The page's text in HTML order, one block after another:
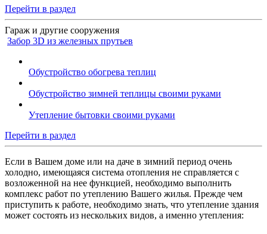
Перейти в раздел
Гараж и другие сооружения
Забор 3D из железных прутьев
Обустройство обогрева теплиц
Обустройство зимней теплицы своими руками
Утепление бытовки своими руками
Перейти в раздел
Если в Вашем доме или на даче в зимний период очень
холодно, имеющаяся система отопления не справляется с
возложенной на нее функцией, необходимо выполнить
комплекс работ по утеплению Вашего жилья. Прежде чем
приступить к работе, необходимо знать, что утепление здания
может состоять из нескольких видов, а именно утепления: